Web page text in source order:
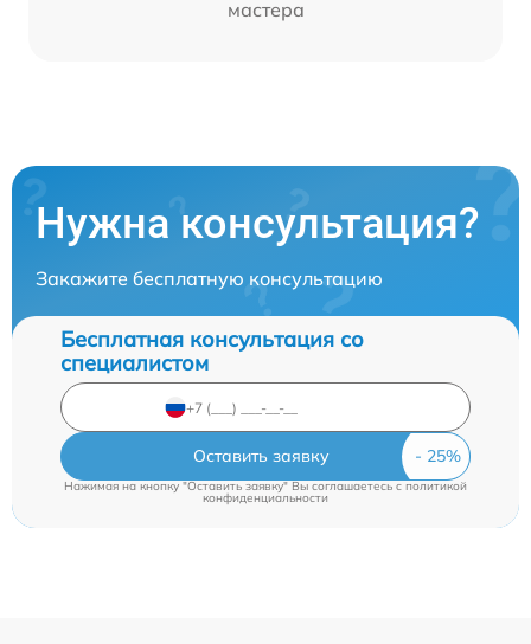
мастера
Нужна консультация?
Закажите бесплатную консультацию
Бесплатная консультация со
специалистом
Оставить заявку
Нажимая на кнопку "Оставить заявку" Вы соглашаетесь c политикой
конфиденциальности